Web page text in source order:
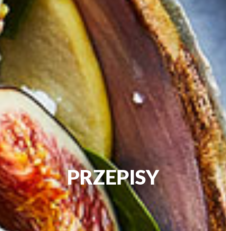
PRZEPISY